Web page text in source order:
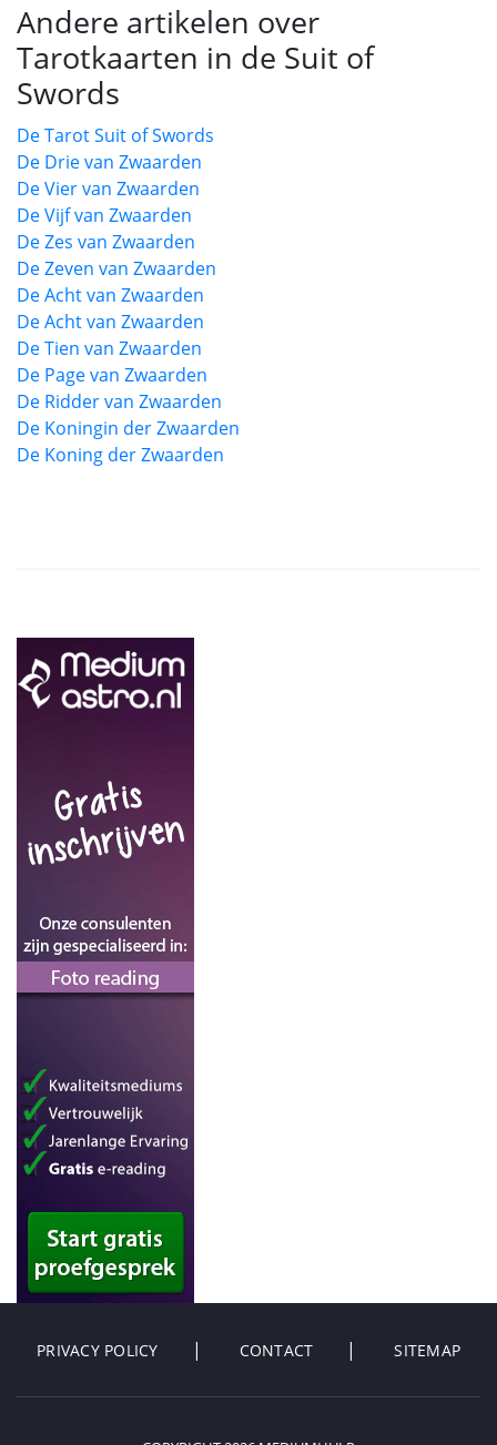
Andere artikelen over
Tarotkaarten in de Suit of
Swords
De Tarot Suit of Swords
De Drie van Zwaarden
De Vier van Zwaarden
De Vijf van Zwaarden
De Zes van Zwaarden
De Zeven van Zwaarden
De Acht van Zwaarden
De Acht van Zwaarden
De Tien van Zwaarden
De Page van Zwaarden
De Ridder van Zwaarden
De Koningin der Zwaarden
De Koning der Zwaarden
PRIVACY POLICY CONTACT SITEMAP